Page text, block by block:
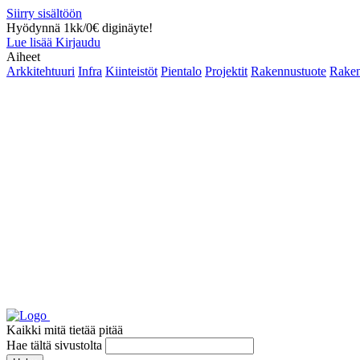
Siirry sisältöön
Hyödynnä 1kk/0€ diginäyte!
Lue lisää Kirjaudu
Aiheet
Arkkitehtuuri Infra Kiinteistöt Pientalo Projektit Rakennustuote
Kaikki mitä tietää pitää
Hae tältä sivustolta